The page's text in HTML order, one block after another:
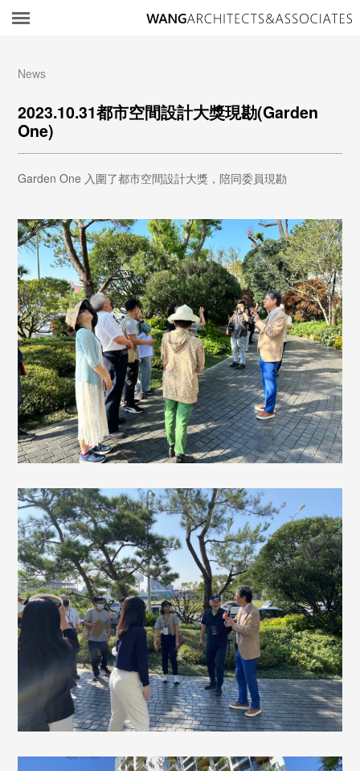
News
2023.10.31都市空間設計大獎現勘(Garden
One)
Garden One 入圍了都市空間設計大獎，陪同委員現勘